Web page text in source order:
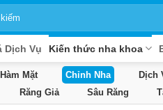
Dịch Vụ Kiến thức nha khoa
Mặt Chỉnh Nha Dịch
Răng Giả
Sâu Răng